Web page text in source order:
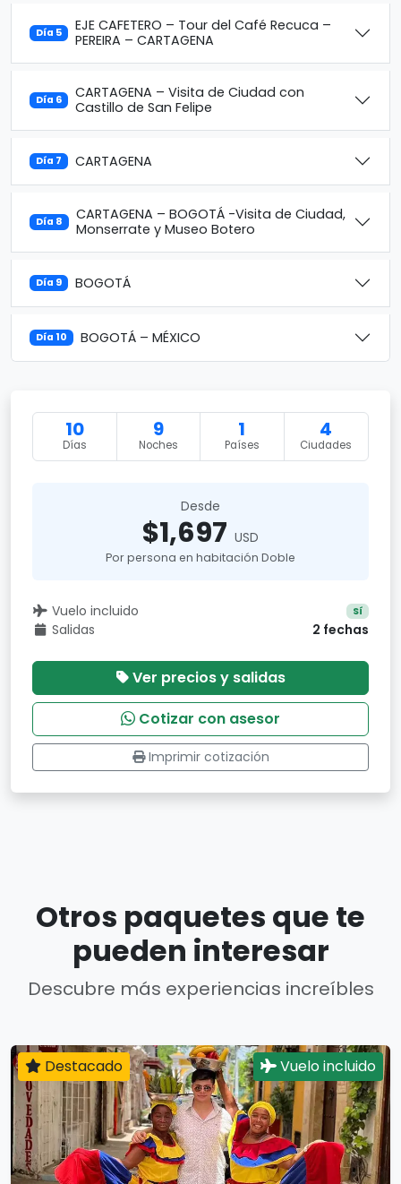
Día 5
EJE CAFETERO – Tour del Café Recuca –
PEREIRA – CARTAGENA
Día 6
CARTAGENA – Visita de Ciudad con
Castillo de San Felipe
Día 7 CARTAGENA
Día 8
CARTAGENA – BOGOTÁ -Visita de Ciudad,
Monserrate y Museo Botero
Día 9 BOGOTÁ
Día 10 BOGOTÁ – MÉXICO
10
Días
9
Noches
1
Países
4
Ciudades
Desde
$1,697 USD
Por persona en habitación Doble
Vuelo incluido Sí
Salidas 2 fechas
Ver precios y salidas
Cotizar con asesor
Imprimir cotización
Otros paquetes que te
pueden interesar
Descubre más experiencias increíbles
Destacado Vuelo incluido